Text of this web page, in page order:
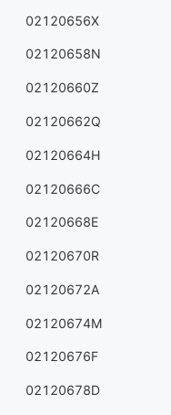
02120656X
02120658N
02120660Z
02120662Q
02120664H
02120666C
02120668E
02120670R
02120672A
02120674M
02120676F
02120678D